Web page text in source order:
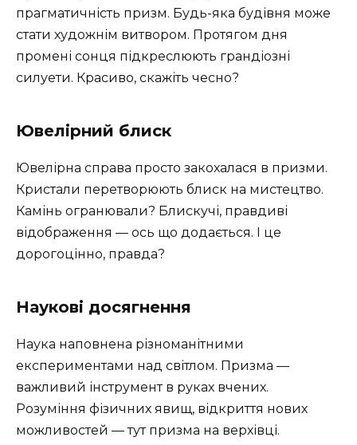
прагматичність призм. Будь-яка будівня може
стати художнім витвором. Протягом дня
промені сонця підкреслюють грандіозні
силуети. Красиво, скажіть чесно?
Ювелірний блиск
Ювелірна справа просто закохалася в призми.
Кристали перетворюють блиск на мистецтво.
Камінь огранювали? Блискучі, правдиві
відображення — ось що додається. І це
дорогоцінно, правда?
Наукові досягнення
Наука наповнена різноманітними
експериментами над світлом. Призма —
важливий інструмент в руках вчених.
Розуміння фізичних явищ, відкриття нових
можливостей — тут призма на верхівці.